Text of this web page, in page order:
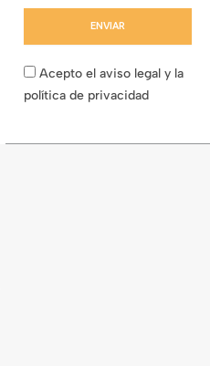
Acepto el aviso legal y la
política de privacidad
ENVIAR